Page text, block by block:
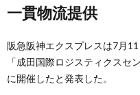
一貫物流提供
阪急阪神エクスプレスは7月
「成田国際ロジスティクスセ
に開催したと発表した。